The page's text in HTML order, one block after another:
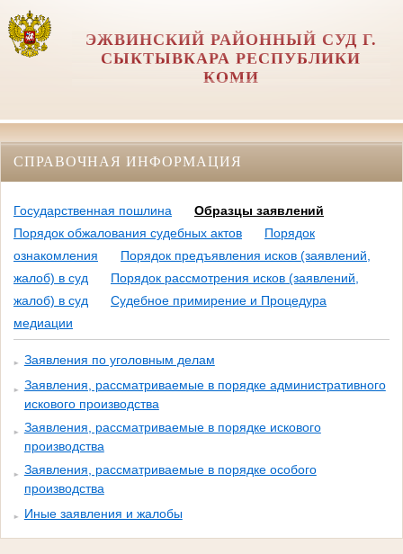
ЭЖВИНСКИЙ РАЙОННЫЙ СУД Г.
СЫКТЫВКАРА РЕСПУБЛИКИ
КОМИ
СПРАВОЧНАЯ ИНФОРМАЦИЯ
Государственная пошлина
Образцы заявлений
Порядок обжалования судебных актов
Порядок
ознакомления
Порядок предъявления исков (заявлений,
жалоб) в суд
Порядок рассмотрения исков (заявлений,
жалоб) в суд
Судебное примирение и Процедура
медиации
Заявления по уголовным делам
Заявления, рассматриваемые в порядке административного
искового производства
Заявления, рассматриваемые в порядке искового
производства
Заявления, рассматриваемые в порядке особого
производства
Иные заявления и жалобы